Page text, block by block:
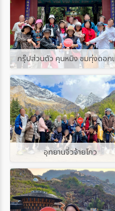
อุทยานจิ่วจ้ายโกว